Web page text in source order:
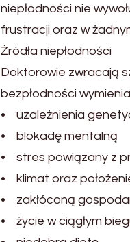
niepłodności nie
frustracji oraz w
Źródła niepłodności
Doktorowie zwracają
bezpłodności
• uzależnienia
• blokadę mentalną
• stres powiązany z
• klimat oraz
• zakłóconą
• życie w ciągłym